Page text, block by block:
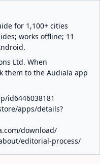
for 1,100+ cities
works offline; 11
Ltd. When
them to the Audiala app
id6446038181
apps/details?
download/
editorial-process/